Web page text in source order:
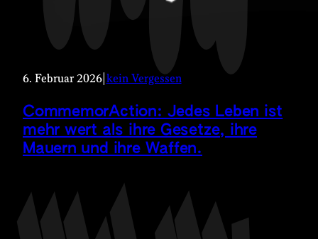
6. Februar 2026 kein Vergessen
CommemorAction: Jedes Leben ist
mehr wert als ihre Gesetze, ihre
Mauern und ihre Waffen.